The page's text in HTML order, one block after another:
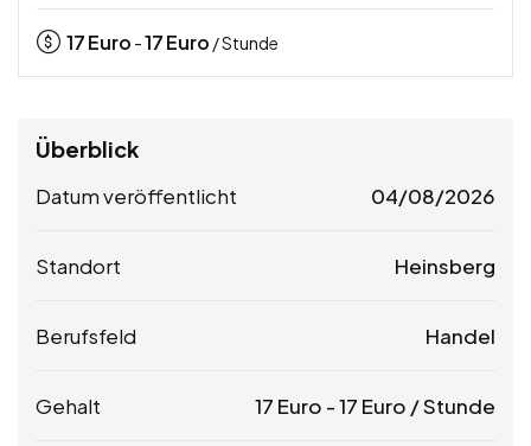
17Euro -17Euro / Stunde
Überblick
Datum veröffentlicht 04/08/2026
Standort Heinsberg
Berufsfeld Handel
Gehalt 17 Euro -17 Euro / Stunde